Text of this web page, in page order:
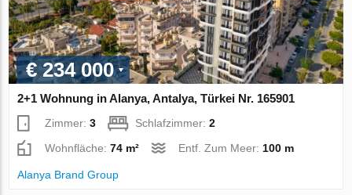
€ 234 000
2+1 Wohnung in Alanya, Antalya, Türkei Nr. 165901
Zimmer:3 Schlafzimmer:2
Wohnfläche:74 m² Entf. Zum Meer: 100 m
Alanya Brand Group